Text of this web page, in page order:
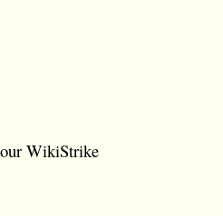
WikiStrike